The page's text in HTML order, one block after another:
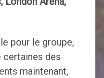
pour le groupe,
certaines des
maintenant,